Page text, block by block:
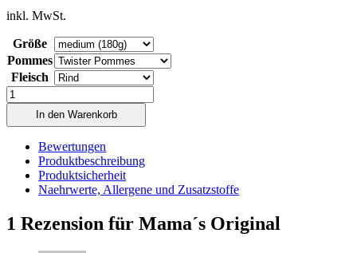
inkl. MwSt.
Größe
Pommes
Fleisch
Anzahl
In den Warenkorb
Bewertungen
Produktbeschreibung
Produktsicherheit
Naehrwerte, Allergene und Zusatzstoffe
1 Rezension für Mama´s Original